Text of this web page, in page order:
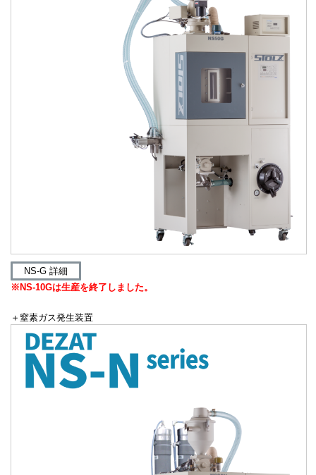
NS-G 詳細
※NS-10Gは生産を終了しました。
＋窒素ガス発生装置